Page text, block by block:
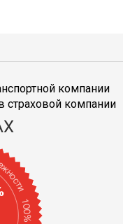
компании
компании